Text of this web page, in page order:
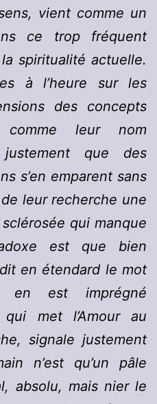
vient comme un
ce trop fréquent
spiritualité actuelle.
à l’heure sur les
des concepts
comme leur nom
que des
s’en emparent sans
leur recherche une
qui manque
est que bien
en étendard le mot
en est imprégné
qui met l’Amour au
signale justement
n’est qu’un pâle
absolu, mais nier le